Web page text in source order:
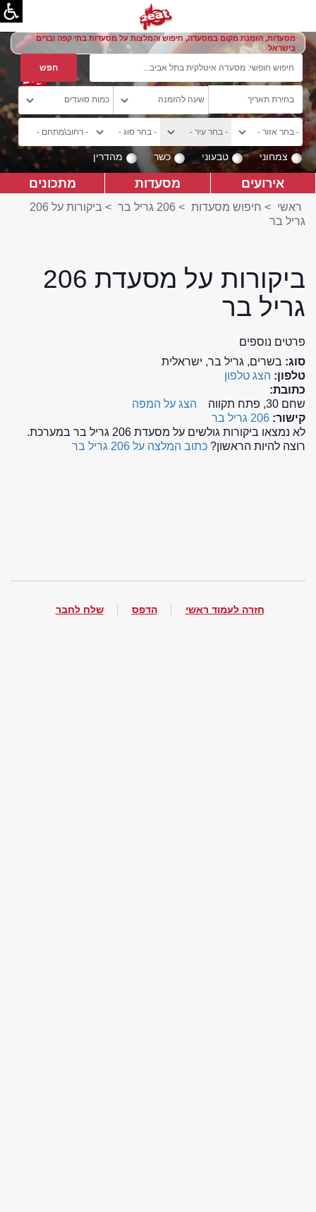
מסעדות, הזמנת מקום במסעדה, חיפוש והמלצות על מסעדות בתי קפה וברים
בישראל
צמחוני טבעוני כשר מהדרין
אירועים מסעדות מתכונים
ראשי > חיפוש מסעדות > 206 גריל בר >
ביקורות על 206
גריל בר
ביקורות על מסעדת 206
גריל בר
פרטים נוספים
סוג: בשרים, גריל בר, ישראלית
טלפון: הצג טלפון
כתובת:
שחם 30, פתח תקווה
הצג על המפה
קישור: 206 גריל בר
לא נמצאו ביקורות גולשים על מסעדת 206 גריל בר במערכת.
רוצה להיות הראשון? כתוב המלצה על 206 גריל בר
חזרה לעמוד ראשי הדפס שלח לחבר